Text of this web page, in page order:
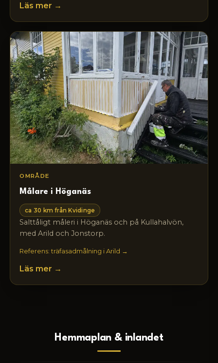
Läs mer →
OMRÅDE
Målare i Höganäs
ca 30 km från Kvidinge
Salttåligt måleri i Höganäs och på Kullahalvön,
med Arild och Jonstorp.
Referens: träfasadmålning i Arild →
Läs mer →
Hemmaplan & inlandet